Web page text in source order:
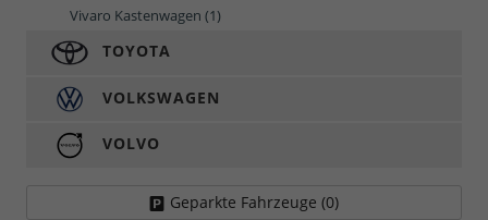
Vivaro Kastenwagen (1)
TOYOTA
VOLKSWAGEN
VOLVO
Geparkte Fahrzeuge (0)